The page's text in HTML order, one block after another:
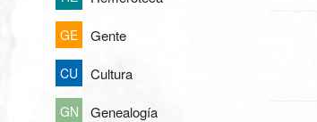
GE Gente
CU Cultura
GN Genealogía